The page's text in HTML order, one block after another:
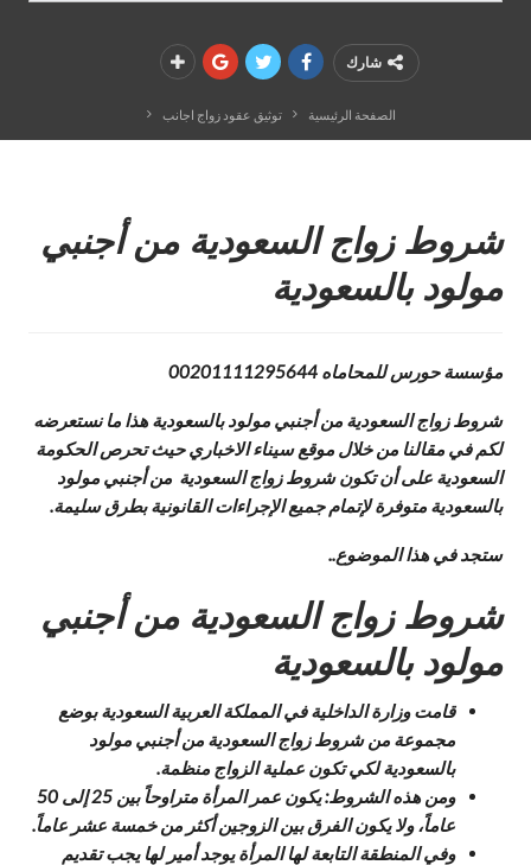
شارك
الصفحة الرئيسية توثيق عقود زواج اجانب
شروط زواج السعودية من أجنبي
مولود بالسعودية
مؤسسة حورس للمحاماه 00201111295644
شروط زواج السعودية من أجنبي مولود بالسعودية هذا ما نستعرضه
لكم في مقالنا من خلال موقع سيناء الاخباري حيث تحرص الحكومة
السعودية على أن تكون شروط زواج السعودية من أجنبي مولود
بالسعودية متوفرة لإتمام جميع الإجراءات القانونية بطرق سليمة.
ستجد في هذا الموضوع..
شروط زواج السعودية من أجنبي
مولود بالسعودية
قامت وزارة الداخلية في المملكة العربية السعودية بوضع
مجموعة من شروط زواج السعودية من أجنبي مولود
بالسعودية لكي تكون عملية الزواج منظمة.
ومن هذه الشروط: يكون عمر المرأة متراوحاً بين 25 إلى 50
عاماً، ولا يكون الفرق بين الزوجين أكثر من خمسة عشر عاماً.
وفي المنطقة التابعة لها المرأة يوجد أمير لها يجب تقديم